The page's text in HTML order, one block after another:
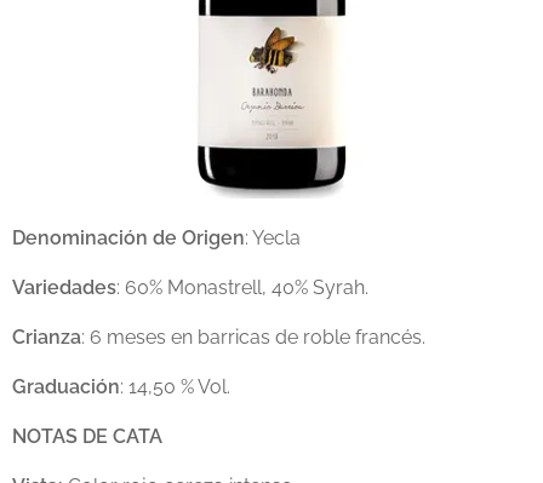
Denominación de Origen: Yecla
Variedades: 60% Monastrell, 40% Syrah.
Crianza: 6 meses en barricas de roble francés.
Graduación: 14,50 % Vol.
NOTAS DE CATA